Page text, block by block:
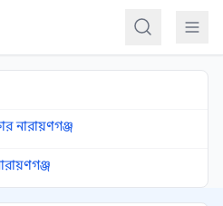
নারায়ণগঞ্জ